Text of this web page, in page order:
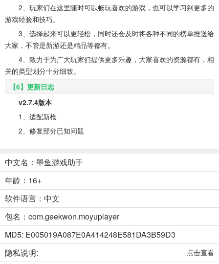
2、玩家们在这里随时可以畅玩喜欢的游戏，也可以学习到更多的
游戏经验和技巧。
3、选择起来可以更轻松，同时还会及时将各种不同的榜单推送给
大家，不管是新游还是精品等都有。
4、致力于为广大玩家们提供更多乐趣，大家喜欢的资源都有，相
关的类型划分十分细致。
【6】更新日志
v2.7.4版本
1、适配新枪
2、修复部分已知问题
中文名：墨鱼游戏助手
年龄：16+
软件语言：中文
包名：com.geekwon.moyuplayer
MD5: E005019A087E0A414248E581DA3B59D3
隐私说明:
点击查看